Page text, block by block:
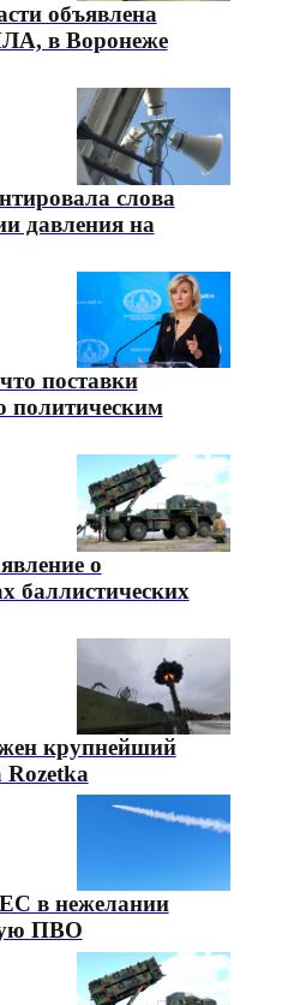
объявлена
в Воронеже
слова
давления на
поставки
политическим
о
баллистических
крупнейший
Rozetka
в нежелании
ПВО